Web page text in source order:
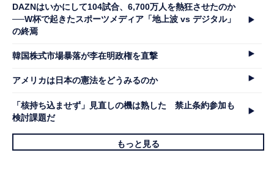
DAZNはいかにして104試合、6,700万人を熱狂させたのか
──W杯で起きたスポーツメディア「地上波 vs デジタル」
の終焉
韓国株式市場暴落が李在明政権を直撃
アメリカは日本の憲法をどうみるのか
「核持ち込ませず」見直しの機は熟した 禁止条約参加も
検討課題だ
もっと見る